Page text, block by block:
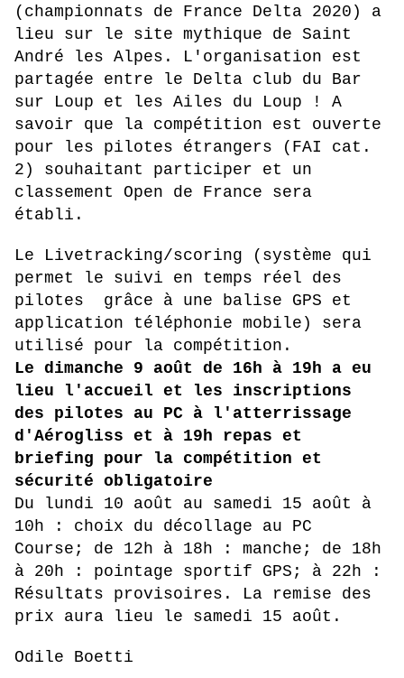
(championnats de France Delta 2020) a
lieu sur le site mythique de Saint
André les Alpes. L'organisation est
partagée entre le Delta club du Bar
sur Loup et les Ailes du Loup
! A
savoir que la compétition est ouverte
pour les pilotes étrangers (FAI cat.
2) souhaitant participer et un
classement Open de France sera
établi.
Le Livetracking/scoring ( système qui
permet le suivi en temps réel des
pilotes grâce à une balise GPS et
application téléphonie mobile) sera
utilisé pour la compétition.
Le dimanche 9 août de 16h à 19h a eu
lieu l'accueil et les inscriptions
des pilotes au PC à l'atterrissage
d'Aérogliss et à 19h repas et
briefing pour la compétition et
sécurité obligatoire
Du lundi 10 août au samedi 15 août à
10h : choix du décollage au PC
Course; de 12h à 18h : manche; de 18h
à 20h : pointage sportif GPS; à 22h :
Résultats provisoires. La remise des
prix aura lieu le samedi 15 août.
Odile Boetti